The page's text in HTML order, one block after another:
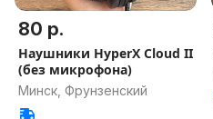
80 р.
Наушники HyperX Cloud II
(без микрофона)
Минск, Фрунзенский